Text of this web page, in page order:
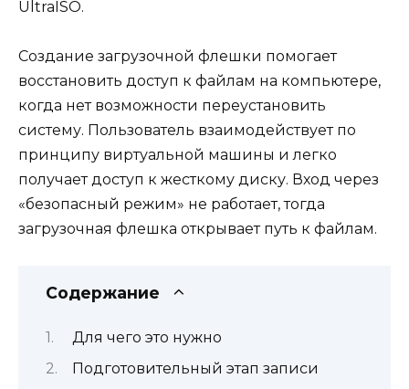
UltraISO.
Создание загрузочной флешки помогает
восстановить доступ к файлам на компьютере,
когда нет возможности переустановить
систему. Пользователь взаимодействует по
принципу виртуальной машины и легко
получает доступ к жесткому диску. Вход через
«безопасный режим» не работает, тогда
загрузочная флешка открывает путь к файлам.
Содержание
Для чего это нужно
Подготовительный этап записи